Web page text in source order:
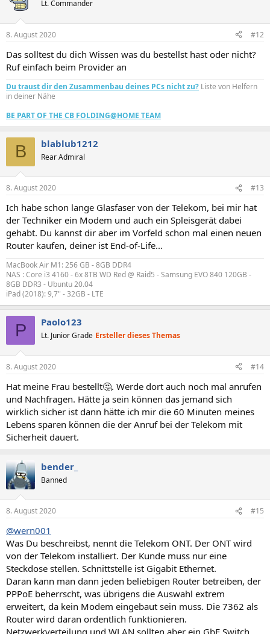
Lt. Commander
8. August 2020 #12
Das solltest du dich Wissen was du bestellst hast oder nicht?
Ruf einfach beim Provider an
Du traust dir den Zusammenbau deines PCs nicht zu? Liste von Helfern
in deiner Nähe
BE PART OF THE CB FOLDING@HOME TEAM
B blablub1212
Rear Admiral
8. August 2020 #13
Ich habe schon lange Glasfaser von der Telekom, bei mir hat
der Techniker ein Modem und auch ein Spleisgerät dabei
gehabt. Du kannst dir aber im Vorfeld schon mal einen neuen
Router kaufen, deiner ist End-of-Life...
MacBook Air M1: 256 GB - 8GB DDR4
NAS : Core i3 4160 - 6x 8TB WD Red @ Raid5 - Samsung EVO 840 120GB -
8GB DDR3 - Ubuntu 20.04
iPad (2018): 9,7" - 32GB - LTE
P Paolo123
Lt. Junior Grade Ersteller dieses Themas
8. August 2020 #14
Hat meine Frau bestellt🤔. Werde dort auch noch mal anrufen
und Nachfragen. Hätte ja sein können das jemand sich
wirklich sicher ist dann hätte ich mir die 60 Minuten meines
Lebens sparen können die der Anruf bei der Telekom mit
Sicherheit dauert.
bender_
Banned
8. August 2020 #15
@wern001
Was Du beschreibst, nennt die Telekom ONT. Der ONT wird
von der Telekom installiert. Der Kunde muss nur eine
Steckdose stellen. Schnittstelle ist Gigabit Ethernet.
Daran kann man dann jeden beliebigen Router betreiben, der
PPPoE beherrscht, was übrigens die Auswahl extrem
erweitert, da kein Modem eingebaut sein muss. Die 7362 als
Router wird daran ordentlich funktionieren.
Netzwerkverteilung und WLAN sollten aber ein GbE Switch